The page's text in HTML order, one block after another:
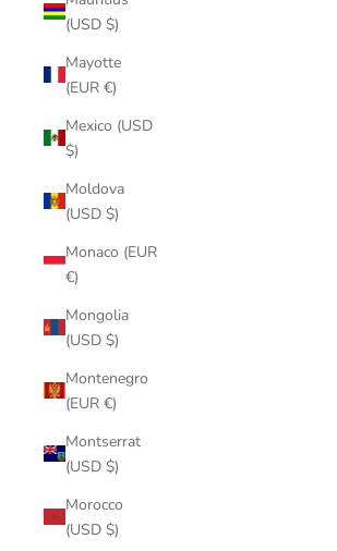
(USD $)
Mayotte
(EUR €)
Mexico (USD
$)
Moldova
(USD $)
Monaco (EUR
€)
Mongolia
(USD $)
Montenegro
(EUR €)
Montserrat
(USD $)
Morocco
(USD $)